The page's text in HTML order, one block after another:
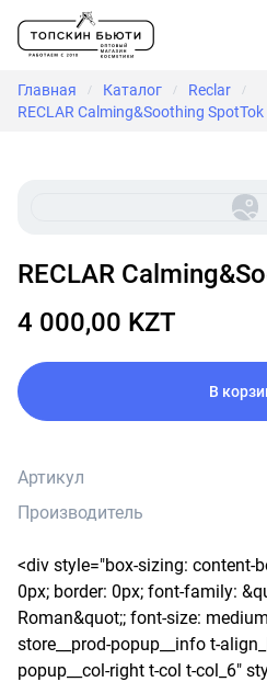
Главная / Каталог / Reclar /
RECLAR Calming&Soothing SpotTok
RECLAR
4 000,00 KZT
В
Артикул
Производитель
<div style="box-sizing: content-
0px; border: 0px; font-family:
Roman&quot;; font-size:
store__prod-popup__info t-
popup__col-right t-col t-col_6"